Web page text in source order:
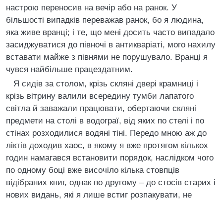
настрою переносив на вечір або на ранок. У
більшості випадків переважав ранок, бо я людина,
яка живе вранці; і те, що мені досить часто випадало
засиджуватися до півночі в антикваріаті, мого нахилу
вставати майже з півнями не порушувало. Вранці я
чувся найбільше працездатним.
Я сидів за столом, крізь скляні двері крамниці і
крізь вітрину валили всередину тумби лапатого
світла й заважали працювати, обертаючи скляні
предмети на столі в водограї, від яких по стелі і по
стінах розходилися водяні тіні. Передо мною аж до
ліктів доходив хаос, в якому я вже протягом кількох
годин намагався встановити порядок, наслідком чого
по одному боці вже височіло кілька стовпців
відібраних книг, однак по другому – до стосів старих і
нових видань, які я лише встиг розпакувати, не